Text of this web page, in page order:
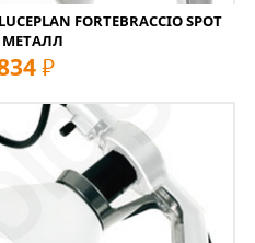
FORTEBRACCIO SPOT
МЕТАЛЛ
руб